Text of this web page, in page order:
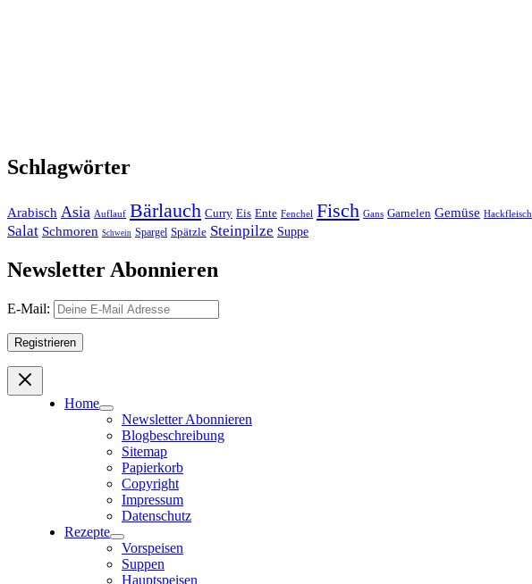
Schlagwörter
Arabisch Asia Auflauf Bärlauch Curry Eis Ente Fenchel Fisch Gans Garnelen Gemüse Hackfleisch
Salat Schmoren Schwein Spargel Spätzle Steinpilze Suppe
Newsletter Abonnieren
E-Mail:
Home
Newsletter Abonnieren
Blogbeschreibung
Sitemap
Papierkorb
Copyright
Impressum
Datenschutz
Rezepte
Vorspeisen
Suppen
Hauptspeisen